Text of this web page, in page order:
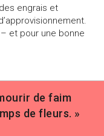
engrais et
et pour une bonne
de faim
de fleurs. »